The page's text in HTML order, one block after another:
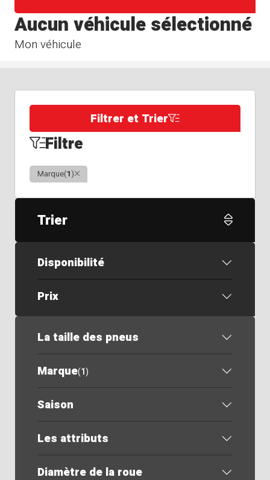
Mon véhicule
Aucun véhicule sélectionné
Filtrer et Trier
Filtre
Marque(1)Clair
Trier
Disponibilité
Prix
La taille des pneus
Marque(1)
Saison
Les attributs
Diamètre de la roue